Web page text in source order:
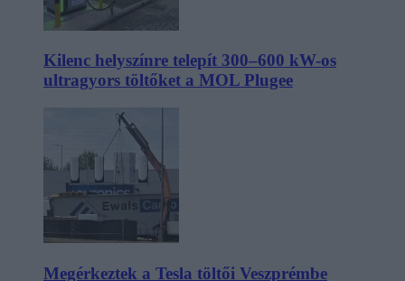
Kilenc helyszínre telepít 300–600 kW-os
ultragyors töltőket a MOL Plugee
Megérkeztek a Tesla töltői Veszprémbe